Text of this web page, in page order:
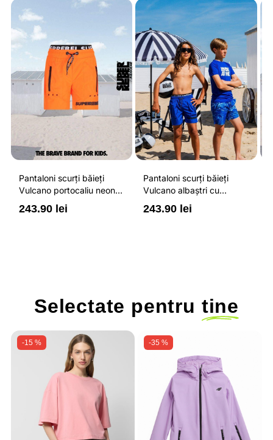
Pantaloni scurți băieți
Vulcano portocaliu neon
cu buzunare cu fermoar,
impermeabili și talie
243.90 lei
Pantaloni scurți băieți
Vulcano albaștri cu
buzunare cu fermoar,
impermeabili și talie
243.90 lei
Selectate pentru tine
-15 % -35 %